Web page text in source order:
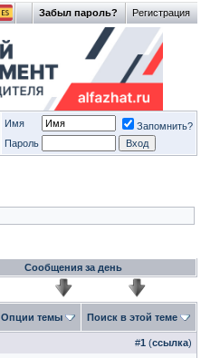
Регистрация
Забыл пароль?
Имя
Запомнить?
Пароль
Сообщения за день
Опции темы Поиск в этой теме
#1 (ссылка)